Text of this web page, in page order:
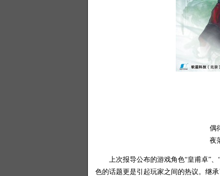
偶
夜
上次报导公布的游戏角色“皇甫卓”、“
色的话题更是引起玩家之间的热议。继